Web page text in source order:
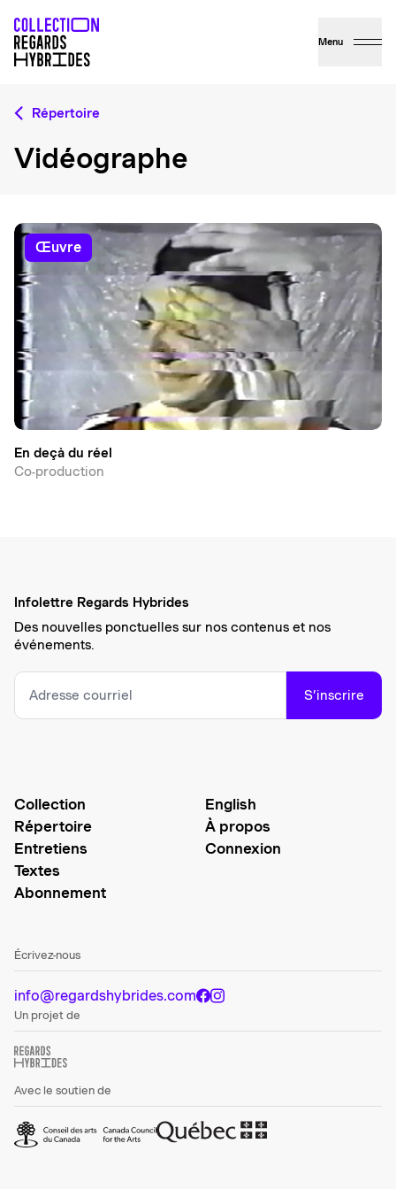
Menu
Répertoire
Vidéographe
œuvre
En deçà du réel
Co-production
Infolettre Regards Hybrides
Des nouvelles ponctuelles sur nos contenus et nos
événements.
S’inscrire
Collection
Répertoire
Entretiens
Textes
Abonnement
English
À propos
Connexion
Écrivez-nous
info@regardshybrides.com
Un projet de
Avec le soutien de